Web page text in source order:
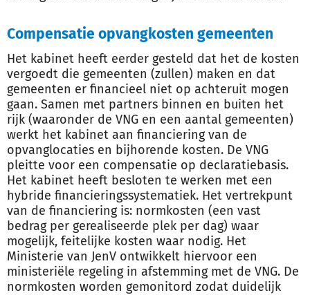
Compensatie opvangkosten gemeenten
Het kabinet heeft eerder gesteld dat het de kosten
vergoedt die gemeenten (zullen) maken en dat
gemeenten er financieel niet op achteruit mogen
gaan. Samen met partners binnen en buiten het
rijk (waaronder de VNG en een aantal gemeenten)
werkt het kabinet aan financiering van de
opvanglocaties en bijhorende kosten. De VNG
pleitte voor een compensatie op declaratiebasis.
Het kabinet heeft besloten te werken met een
hybride financieringssystematiek. Het vertrekpunt
van de financiering is: normkosten (een vast
bedrag per gerealiseerde plek per dag) waar
mogelijk, feitelijke kosten waar nodig. Het
Ministerie van JenV ontwikkelt hiervoor een
ministeriële regeling in afstemming met de VNG. De
normkosten worden gemonitord zodat duidelijk